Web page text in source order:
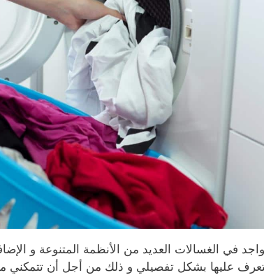
في الغسالات العديد من الأنظمة المتنوعة و
عليها بشكل تفصيلي و ذلك من أجل أن